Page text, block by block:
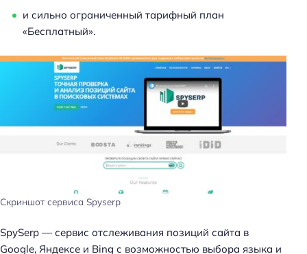
и сильно ограниченный тарифный план
«Бесплатный».
Скриншот сервиса Spyserp
SpySerp — сервис отслеживания позиций сайта в
Google, Яндексе и Bing с возможностью выбора языка и